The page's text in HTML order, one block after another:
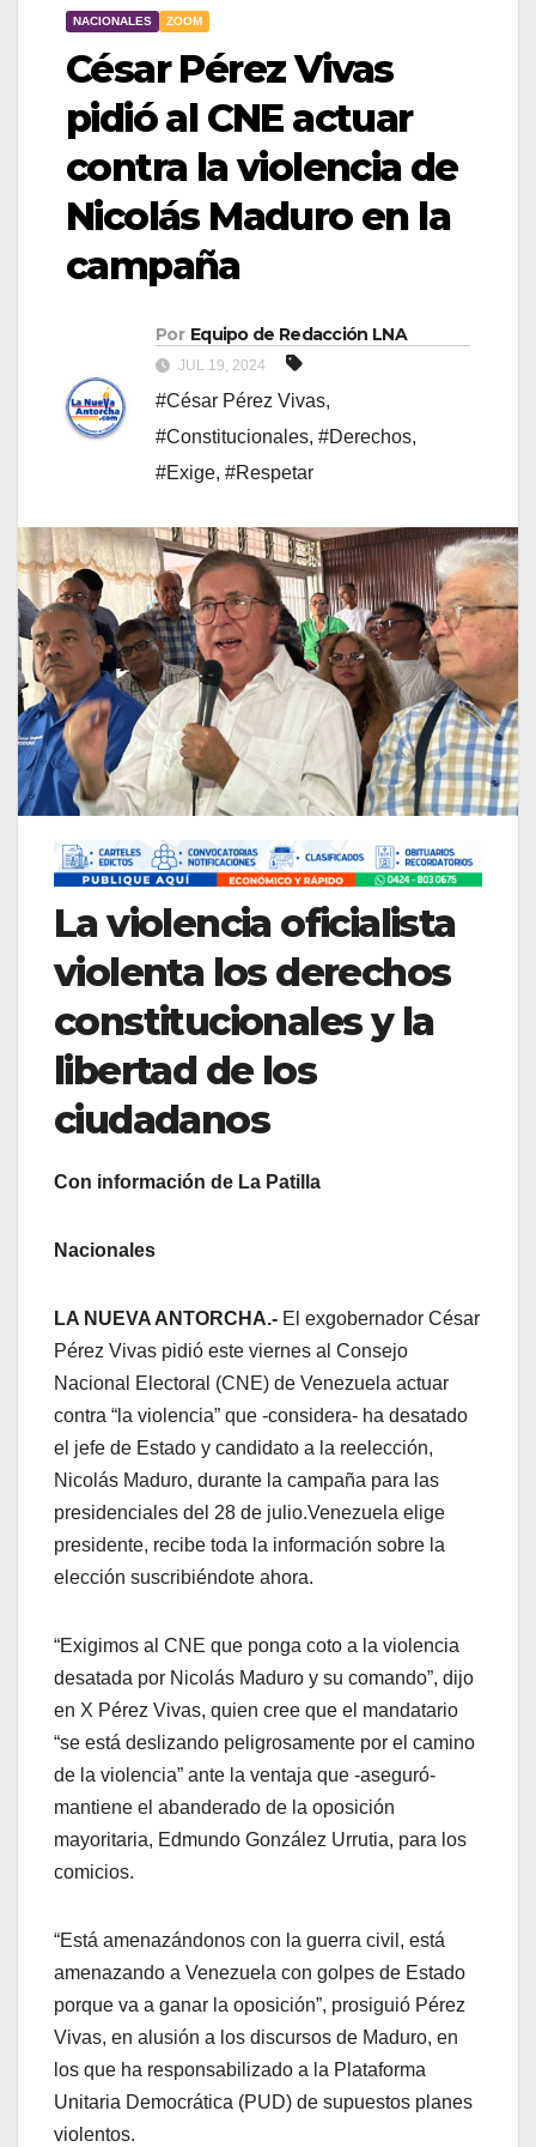
NACIONALES ZOOM
César Pérez Vivas
pidió al CNE actuar
contra la violencia de
Nicolás Maduro en la
campaña
Por Equipo de Redacción LNA
JUL 19, 2024
#César Pérez Vivas,
#Constitucionales, #Derechos,
#Exige, #Respetar
La violencia oficialista
violenta los derechos
constitucionales y la
libertad de los
ciudadanos
Con información de La Patilla
Nacionales
LA NUEVA ANTORCHA.- El exgobernador César
Pérez Vivas pidió este viernes al Consejo
Nacional Electoral (CNE) de Venezuela actuar
contra “la violencia” que -considera- ha desatado
el jefe de Estado y candidato a la reelección,
Nicolás Maduro, durante la campaña para las
presidenciales del 28 de julio.Venezuela elige
presidente, recibe toda la información sobre la
elección suscribiéndote ahora.
“Exigimos al CNE que ponga coto a la violencia
desatada por Nicolás Maduro y su comando”, dijo
en X Pérez Vivas, quien cree que el mandatario
“se está deslizando peligrosamente por el camino
de la violencia” ante la ventaja que -aseguró-
mantiene el abanderado de la oposición
mayoritaria, Edmundo González Urrutia, para los
comicios.
“Está amenazándonos con la guerra civil, está
amenazando a Venezuela con golpes de Estado
porque va a ganar la oposición”, prosiguió Pérez
Vivas, en alusión a los discursos de Maduro, en
los que ha responsabilizado a la Plataforma
Unitaria Democrática (PUD) de supuestos planes
violentos.